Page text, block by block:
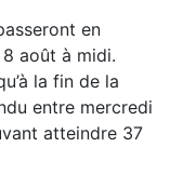
en
août à midi.
la fin de la
entre mercredi
atteindre 37